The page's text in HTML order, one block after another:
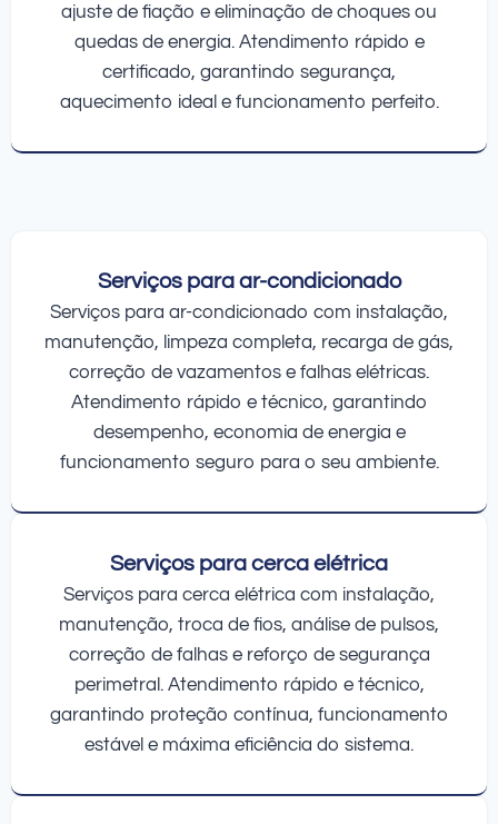
ajuste de fiação e eliminação de choques ou
quedas de energia. Atendimento rápido e
certificado, garantindo segurança,
aquecimento ideal e funcionamento perfeito.
Serviços para ar-condicionado
Serviços para ar-condicionado com instalação,
manutenção, limpeza completa, recarga de gás,
correção de vazamentos e falhas elétricas.
Atendimento rápido e técnico, garantindo
desempenho, economia de energia e
funcionamento seguro para o seu ambiente.
Serviços para cerca elétrica
Serviços para cerca elétrica com instalação,
manutenção, troca de fios, análise de pulsos,
correção de falhas e reforço de segurança
perimetral. Atendimento rápido e técnico,
garantindo proteção contínua, funcionamento
estável e máxima eficiência do sistema.